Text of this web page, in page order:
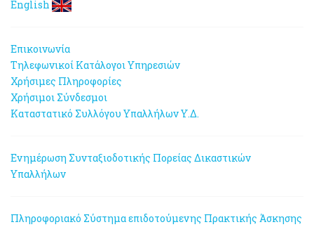
English
Επικοινωνία
Τηλεφωνικοί Κατάλογοι Υπηρεσιών
Χρήσιμες Πληροφορίες
Χρήσιμοι Σύνδεσμοι
Καταστατικό Συλλόγου Υπαλλήλων Υ.Δ.
Ενημέρωση Συνταξιοδοτικής Πορείας Δικαστικών
Υπαλλήλων
Πληροφοριακό Σύστημα επιδοτούμενης Πρακτικής Άσκησης